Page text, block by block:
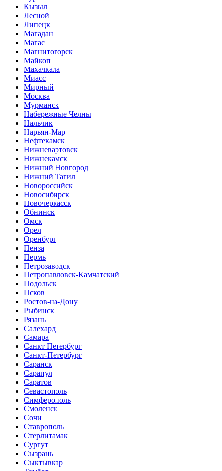
Кызыл
Лесной
Липецк
Магадан
Магас
Магнитогорск
Майкоп
Махачкала
Миасс
Мирный
Москва
Мурманск
Набережные Челны
Нальчик
Нарьян-Мар
Нефтекамск
Нижневартовск
Нижнекамск
Нижний Новгород
Нижний Тагил
Новороссийск
Новосибирск
Новочеркасск
Обнинск
Омск
Орел
Оренбург
Пенза
Пермь
Петрозаводск
Петропавловск-Камчатский
Подольск
Псков
Ростов-на-Дону
Рыбинск
Рязань
Салехард
Самара
Санкт Петербург
Санкт-Петербург
Саранск
Сарапул
Саратов
Севастополь
Симферополь
Смоленск
Сочи
Ставрополь
Стерлитамак
Сургут
Сызрань
Сыктывкар